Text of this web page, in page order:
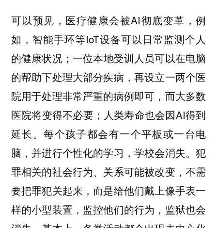
可以预见，医疗健康会被AI彻底变革，例
如，智能手环等IoT设备可以日常监测个人
的健康状况；一位本地受训人员可以在电脑
的帮助下处理大部分疾病，再设立一两个医
院用于处理非常严重的病例即可，而大多数
医院将变得不必要；人类寿命也会因AI得到
延长。每个孩子都会有一个平板或一台电
脑，并进行个性化的学习，学校会消失。犯
罪相关的社会行为、关系可能被改变，不需
要把罪犯关起来，而是给他们戴上像手表一
样的小型装置，监控他们的行为，监狱也会